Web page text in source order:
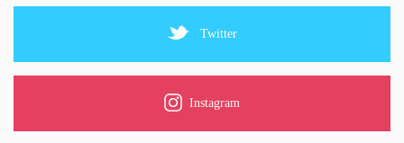
Twitter
Instagram